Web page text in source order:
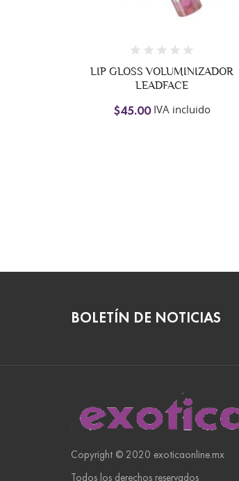
LIP GLOSS VOLUMINIZADOR
LEADFACE
$45.00IVA incluido
BOLETÍN DE NOTICIAS
Copyright © 2020 exoticaonline.mx
Todos los derechos reservados